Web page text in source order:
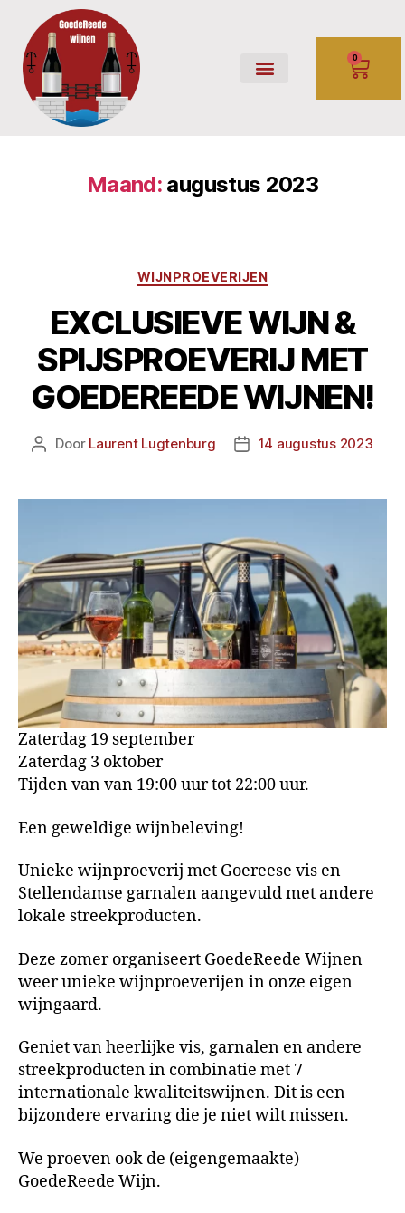
0
Maand: augustus 2023
WIJNPROEVERIJEN
EXCLUSIEVE WIJN &
SPIJSPROEVERIJ MET
GOEDEREEDE WIJNEN!
Door Laurent Lugtenburg 14 augustus 2023
Zaterdag 19 september
Zaterdag 3 oktober
Tijden van van 19:00 uur tot 22:00 uur.
Een geweldige wijnbeleving!
Unieke wijnproeverij met Goereese vis en
Stellendamse garnalen aangevuld met andere
lokale streekproducten.
Deze zomer organiseert GoedeReede Wijnen
weer unieke wijnproeverijen in onze eigen
wijngaard.
Geniet van heerlijke vis, garnalen en andere
streekproducten in combinatie met 7
internationale kwaliteitswijnen. Dit is een
bijzondere ervaring die je niet wilt missen.
We proeven ook de (eigengemaakte)
GoedeReede Wijn.